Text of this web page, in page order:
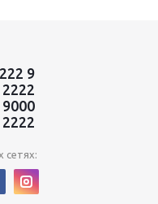
9
9000
сетях: